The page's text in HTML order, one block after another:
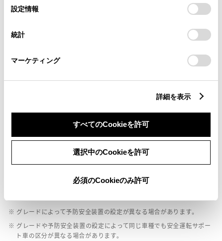
デバイスにすべてのCookie(クッキー)が保存されることに同
意したことになります。Cookie(クッキー)のオプトアウト、
設定の変更、同意を撤回したりするにあたっては、当社の
「Cookie（クッキー）情報の取り扱いについて
」をご覧くだ
設定情報
統計
マーケティング
詳細を表示
すべてのCookieを許可
選択中のCookieを許可
必須のCookieのみ許可
※ 記録媒体(SDカード等)は別途ご購入いただく場合がございます
ｲﾝﾃﾘｼﾞｪﾝﾄｸﾘｱﾗﾝｽｿﾅｰ・ｽﾏｰﾄｱｼｽﾄ
パノラミックビューモニター（全周囲カメラ）
エアバッグ
※ グレードによって予防安全装置の設定が異なる場合があります。
※ グレードや予防安全装置の設定によって同じ車種でも安全運転サポー
ト車の区分が異なる場合があります。